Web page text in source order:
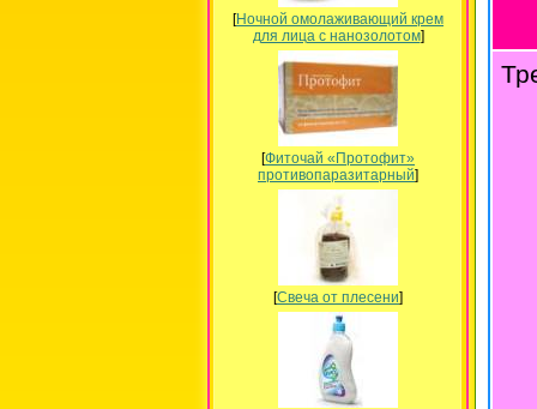
[Ночной омолаживающий крем
для лица с нанозолотом]
[Фиточай «Протофит»
противопаразитарный]
[Свеча от плесени]